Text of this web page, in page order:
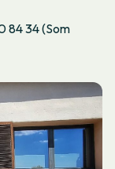
84 34 (Som